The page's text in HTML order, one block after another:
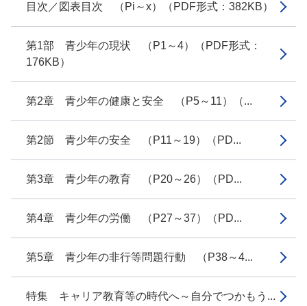
目次／図表目次 （Pi～x）（PDF形式：382KB）
第1部 青少年の現状 （P1～4）（PDF形式：
176KB）
第2章 青少年の健康と安全 （P5～11）（...
第2節 青少年の安全 （P11～19）（PD...
第3章 青少年の教育 （P20～26）（PD...
第4章 青少年の労働 （P27～37）（PD...
第5章 青少年の非行等問題行動 （P38～4...
特集 キャリア教育等の時代へ～自分でつかもう...